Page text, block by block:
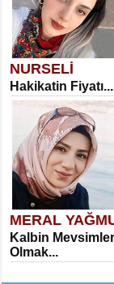
NURSELİ
Hakikatin Fiyatı...
MERAL
Kalbin
Olmak...